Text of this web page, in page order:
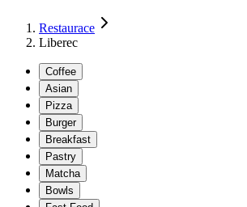
Restaurace
Liberec
Coffee
Asian
Pizza
Burger
Breakfast
Pastry
Matcha
Bowls